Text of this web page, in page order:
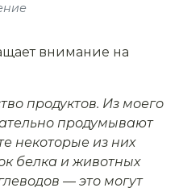
внимание на
продуктов. Из моего
продумывают
некоторые из них
белка и животных
— это могут